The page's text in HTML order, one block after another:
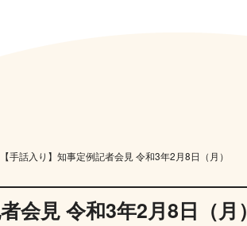
【手話入り】知事定例記者会見 令和3年2月8日（月）
会見 令和3年2月8日（月）